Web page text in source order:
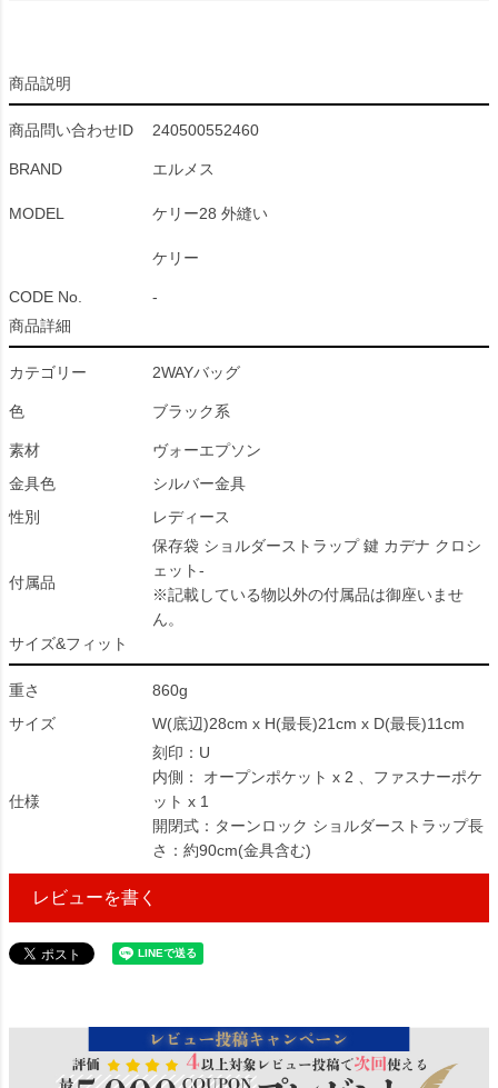
商品説明
商品問い合わせID 240500552460
BRAND エルメス
MODEL ケリー28 外縫い
ケリー
CODE No.
-
商品詳細
カテゴリー 2WAYバッグ
色 ブラック系
素材
ヴォーエプソン
金具色
シルバー金具
性別
レディース
付属品
保存袋 ショルダーストラップ 鍵 カデナ クロシ
ェット-
※記載している物以外の付属品は御座いませ
ん。
サイズ&フィット
重さ
860g
サイズ
W(底辺)28cm x H(最長)21cm x D(最長)11cm
仕様
刻印：U
内側： オープンポケット x 2 、ファスナーポケ
ット x 1
開閉式：ターンロック ショルダーストラップ長
さ：約90cm(金具含む)
レビューを書く